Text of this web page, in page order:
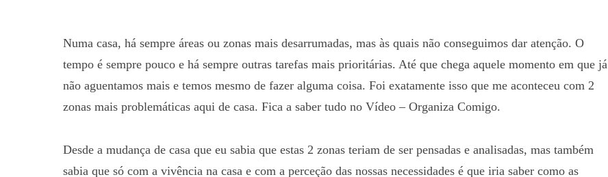
Numa casa, há sempre áreas ou zonas mais desarrumadas, mas às quais não conseguimos dar atenção. O
tempo é sempre pouco e há sempre outras tarefas mais prioritárias. Até que chega aquele momento em que já
não aguentamos mais e temos mesmo de fazer alguma coisa. Foi exatamente isso que me aconteceu com 2
zonas mais problemáticas aqui de casa. Fica a saber tudo no Vídeo – Organiza Comigo.
Desde a mudança de casa que eu sabia que estas 2 zonas teriam de ser pensadas e analisadas, mas também
sabia que só com a vivência na casa e com a perceção das nossas necessidades é que iria saber como as